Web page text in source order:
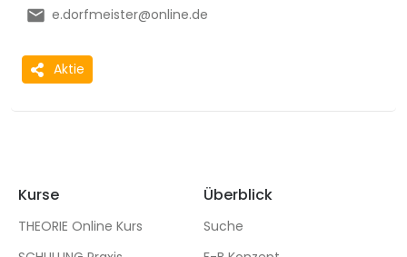
e.dorfmeister@online.de
Aktie
Kurse
THEORIE Online Kurs
Überblick
Suche